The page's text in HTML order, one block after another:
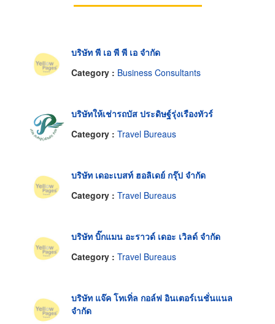
บริษัท พี เอ พี พี เอ จำกัด
Category : Business Consultants
บริษัทให้เช่ารถบัส ประดิษฐ์รุ่งเรืองทัวร์
Category : Travel Bureaus
บริษัท เดอะเบสท์ ฮอลิเดย์ กรุ๊ป จำกัด
Category : Travel Bureaus
บริษัท บิ๊กแมน อะราวด์ เดอะ เวิลด์ จำกัด
Category : Travel Bureaus
บริษัท แจ๊ค โทเทิ่ล กอล์ฟ อินเตอร์เนชั่นแนล
จำกัด